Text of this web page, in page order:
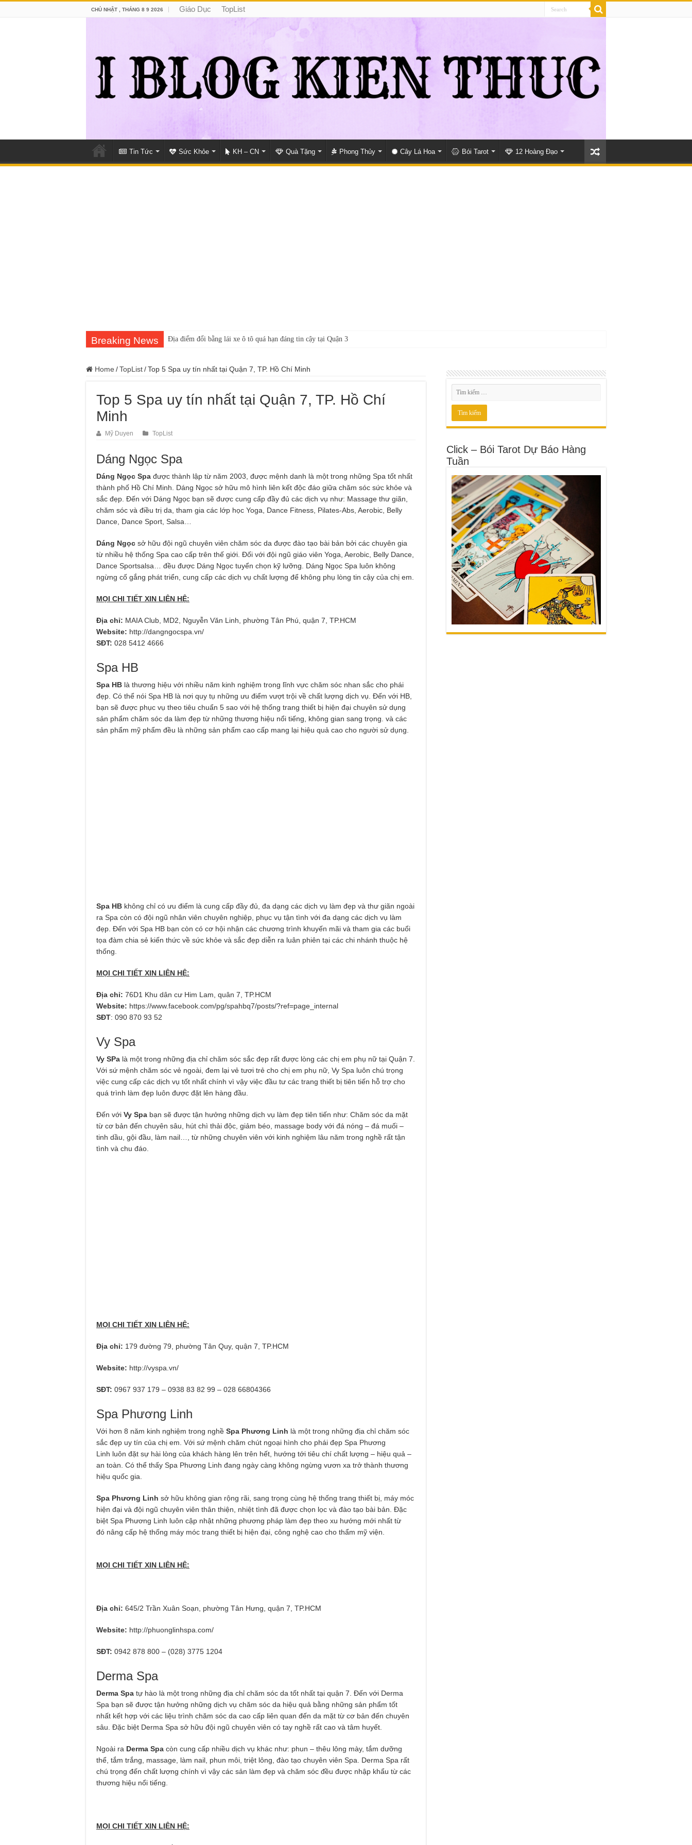
CHỦ NHẬT , THÁNG 8 9 2026 Giáo Dục TopList
Tin Tức Sức Khỏe KH – CN Quà Tặng Phong Thủy Cây Lá Hoa Bói Tarot 12 Hoàng Đạo
Breaking News Địa điểm đổi bằng lái xe ô tô quá hạn đáng tin cậy tại Quận 3
Home /TopList/Top 5 Spa uy tín nhất tại Quận 7, TP. Hồ Chí Minh
Top 5 Spa uy tín nhất tại Quận 7, TP. Hồ Chí
Minh
Mỹ Duyen TopList
Dáng Ngọc Spa
Dáng Ngọc Spa được thành lập từ năm 2003, được mệnh danh là một trong những Spa tốt nhất
thành phố Hồ Chí Minh. Dáng Ngọc sở hữu mô hình liên kết độc đáo giữa chăm sóc sức khỏe và
sắc đẹp. Đến với Dáng Ngọc bạn sẽ được cung cấp đầy đủ các dịch vụ như: Massage thư giãn,
chăm sóc và điều trị da, tham gia các lớp học Yoga, Dance Fitness, Pilates-Abs, Aerobic, Belly
Dance, Dance Sport, Salsa…
Dáng Ngọc sở hữu đội ngũ chuyên viên chăm sóc da được đào tạo bài bản bởi các chuyên gia
từ nhiều hệ thống Spa cao cấp trên thế giới. Đối với đội ngũ giáo viên Yoga, Aerobic, Belly Dance,
Dance Sportsalsa… đều được Dáng Ngọc tuyển chọn kỹ lưỡng. Dáng Ngọc Spa luôn không
ngừng cố gắng phát triển, cung cấp các dịch vụ chất lượng để không phụ lòng tin cậy của chị em.
MỌI CHI TIẾT XIN LIÊN HỆ:
Địa chỉ: MAIA Club, MD2, Nguyễn Văn Linh, phường Tân Phú, quận 7, TP.HCM
Website: http://dangngocspa.vn/
SĐT: 028 5412 4666
Spa HB
Spa HB là thương hiệu với nhiều năm kinh nghiệm trong lĩnh vực chăm sóc nhan sắc cho phái
đẹp. Có thể nói Spa HB là nơi quy tụ những ưu điểm vượt trội về chất lượng dịch vụ. Đến với HB,
bạn sẽ được phục vụ theo tiêu chuẩn 5 sao với hệ thống trang thiết bị hiện đại chuyên sử dụng
sản phẩm chăm sóc da làm đẹp từ những thương hiệu nổi tiếng, không gian sang trọng. và các
sản phẩm mỹ phẩm đều là những sản phẩm cao cấp mang lại hiệu quả cao cho người sử dụng.
Spa HB không chỉ có ưu điểm là cung cấp đầy đủ, đa dạng các dịch vụ làm đẹp và thư giãn ngoài
ra Spa còn có đội ngũ nhân viên chuyên nghiệp, phục vụ tận tình với đa dạng các dịch vụ làm
đẹp. Đến với Spa HB bạn còn có cơ hội nhận các chương trình khuyến mãi và tham gia các buổi
tọa đàm chia sẻ kiến thức về sức khỏe và sắc đẹp diễn ra luân phiên tại các chi nhánh thuộc hệ
thống.
MỌI CHI TIẾT XIN LIÊN HỆ:
Địa chỉ: 76D1 Khu dân cư Him Lam, quân 7, TP.HCM
Website: https://www.facebook.com/pg/spahbq7/posts/?ref=page_internal
SĐT: 090 870 93 52
Vy Spa
Vy SPa là một trong những địa chỉ chăm sóc sắc đẹp rất được lòng các chị em phụ nữ tại Quận 7.
Với sứ mệnh chăm sóc vẻ ngoài, đem lại vẻ tươi trẻ cho chị em phụ nữ, Vy Spa luôn chú trọng
việc cung cấp các dịch vụ tốt nhất chính vì vậy việc đầu tư các trang thiết bị tiên tiến hỗ trợ cho
quá trình làm đẹp luôn được đặt lên hàng đầu.
Đến với Vy Spa bạn sẽ được tận hưởng những dịch vụ làm đẹp tiên tiến như: Chăm sóc da mặt
từ cơ bản đến chuyên sâu, hút chì thải độc, giảm béo, massage body với đá nóng – đá muối –
tinh dầu, gội đầu, làm nail…, từ những chuyên viên với kinh nghiệm lâu năm trong nghề rất tận
tình và chu đáo.
MỌI CHI TIẾT XIN LIÊN HỆ:
Địa chỉ: 179 đường 79, phường Tân Quy, quận 7, TP.HCM
Website: http://vyspa.vn/
SĐT: 0967 937 179 – 0938 83 82 99 – 028 66804366
Spa Phương Linh
Với hơn 8 năm kinh nghiệm trong nghề Spa Phương Linh là một trong những địa chỉ chăm sóc
sắc đẹp uy tín của chị em. Với sứ mệnh chăm chút ngoại hình cho phái đẹp Spa Phương
Linh luôn đặt sự hài lòng của khách hàng lên trên hết, hướng tới tiêu chí chất lượng – hiệu quả –
an toàn. Có thể thấy Spa Phương Linh đang ngày càng không ngừng vươn xa trở thành thương
hiệu quốc gia.
Spa Phương Linh sở hữu không gian rộng rãi, sang trọng cùng hệ thống trang thiết bị, máy móc
hiện đại và đội ngũ chuyên viên thân thiện, nhiệt tình đã được chọn lọc và đào tạo bài bản. Đặc
biệt Spa Phương Linh luôn cập nhật những phương pháp làm đẹp theo xu hướng mới nhất từ
đó nâng cấp hệ thống máy móc trang thiết bị hiện đại, công nghệ cao cho thẩm mỹ viện.
MỌI CHI TIẾT XIN LIÊN HỆ:
Địa chỉ: 645/2 Trần Xuân Soạn, phường Tân Hưng, quận 7, TP.HCM
Website: http://phuonglinhspa.com/
SĐT: 0942 878 800 – (028) 3775 1204
Derma Spa
Derma Spa tự hào là một trong những địa chỉ chăm sóc da tốt nhất tại quận 7. Đến với Derma
Spa bạn sẽ được tận hưởng những dịch vụ chăm sóc da hiệu quả bằng những sản phẩm tốt
nhất kết hợp với các liệu trình chăm sóc da cao cấp liên quan đến da mặt từ cơ bản đến chuyên
sâu. Đặc biệt Derma Spa sở hữu đội ngũ chuyên viên có tay nghề rất cao và tâm huyết.
Ngoài ra Derma Spa còn cung cấp nhiều dịch vụ khác như: phun – thêu lông mày, tắm dưỡng
thể, tắm trắng, massage, làm nail, phun môi, triệt lông, đào tạo chuyên viên Spa. Derma Spa rất
chú trọng đến chất lượng chính vì vậy các sản làm đẹp và chăm sóc đều được nhập khẩu từ các
thương hiệu nổi tiếng.
MỌI CHI TIẾT XIN LIÊN HỆ:
Click – Bói Tarot Dự Báo Hàng
Tuần